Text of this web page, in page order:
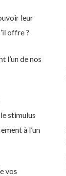
leur
offre ?
l’un de nos
stimulus
à l’un
vos